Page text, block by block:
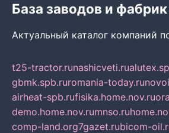
База заводов и фабрик
Актуальный каталог компаний
t25-tractor.runashicveti.ru
gbmk.spb.ruromania-today.ru
airheat-spb.rufisika.home.nov.ru
demo.home.nov.rumnso.ru
comp-land.org7gazet.rubicom-